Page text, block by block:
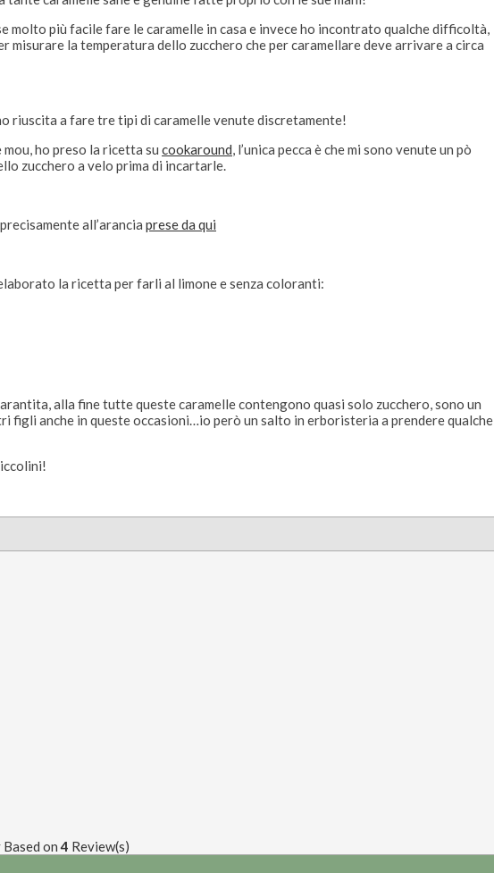
molto più facile fare le caramelle in casa e invece ho incontrato qualche difficoltà,
misurare la temperatura dello zucchero che per caramellare deve arrivare a circa
riuscita a fare tre tipi di caramelle venute discretamente!
mou, ho preso la ricetta su cookaround, l’unica pecca è che mi sono venute un pò
zucchero a velo prima di incartarle.
all’arancia prese da qui
la ricetta per farli al limone e senza coloranti:
alla fine tutte queste caramelle contengono quasi solo zucchero, sono un
figli anche in queste occasioni…io però un salto in erboristeria a prendere qualche
Based on4 Review(s)